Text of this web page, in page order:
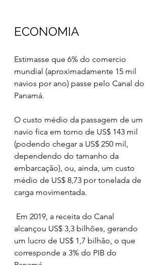
ECONOMIA
Estimasse que 6% do comercio
mundial (aproximadamente 15 mil
navios por ano) passe pelo Canal do
Panamá.
O custo médio da passagem de um
navio fica em torno de US$ 143 mil
(podendo chegar a US$ 250 mil,
dependendo do tamanho da
embarcação), ou, ainda, um custo
médio de US$ 8,73 por tonelada de
carga movimentada.
alcançou US$ 3,3 bilhões, gerando
um lucro de US$ 1,7 bilhão, o que
corresponde a 3% do PIB do